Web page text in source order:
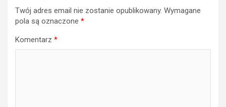
Twój adres email nie zostanie opublikowany. Wymagane
pola są oznaczone *
Komentarz *